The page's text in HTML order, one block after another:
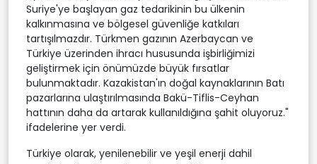
Suriye'ye başlayan gaz tedarikinin bu ülkenin
kalkınmasına ve bölgesel güvenliğe katkıları
tartışılmazdır. Türkmen gazının Azerbaycan ve
Türkiye üzerinden ihracı hususunda işbirliğimizi
geliştirmek için önümüzde büyük fırsatlar
bulunmaktadır. Kazakistan'ın doğal kaynaklarının Batı
pazarlarına ulaştırılmasında Bakü-Tiflis-Ceyhan
hattının daha da artarak kullanıldığına şahit oluyoruz."
ifadelerine yer verdi.
Türkiye olarak, yenilenebilir ve yeşil enerji dahil